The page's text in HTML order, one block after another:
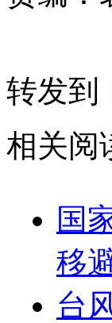
转发到
相关阅
国
移
台